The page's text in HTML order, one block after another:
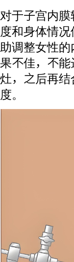
对于子宫内
度和身体情
助调整女性
果不佳，不
灶，之后再
度。